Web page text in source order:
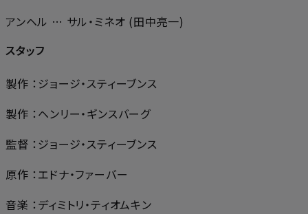
アンヘル … サル・ミネオ (田中亮一)
スタッフ
製作 ：ジョージ・スティーブンス
製作 ：ヘンリー・ギンスバーグ
監督 ：ジョージ・スティーブンス
原作 ：エドナ・ファーバー
音楽 ：ディミトリ・ティオムキン